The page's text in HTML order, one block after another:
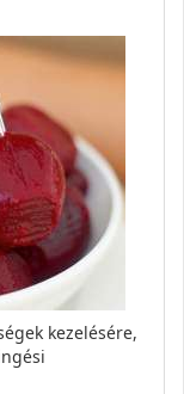
kezelésére,